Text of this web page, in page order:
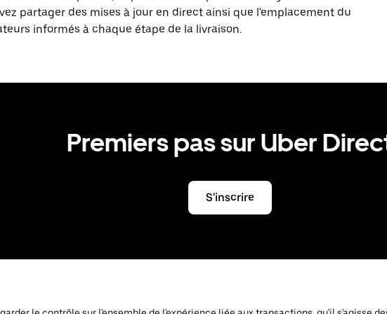
partager des mises à jour en direct ainsi que l'emplacement du
informés à chaque étape de la livraison.
Premiers pas sur Uber
S'inscrire